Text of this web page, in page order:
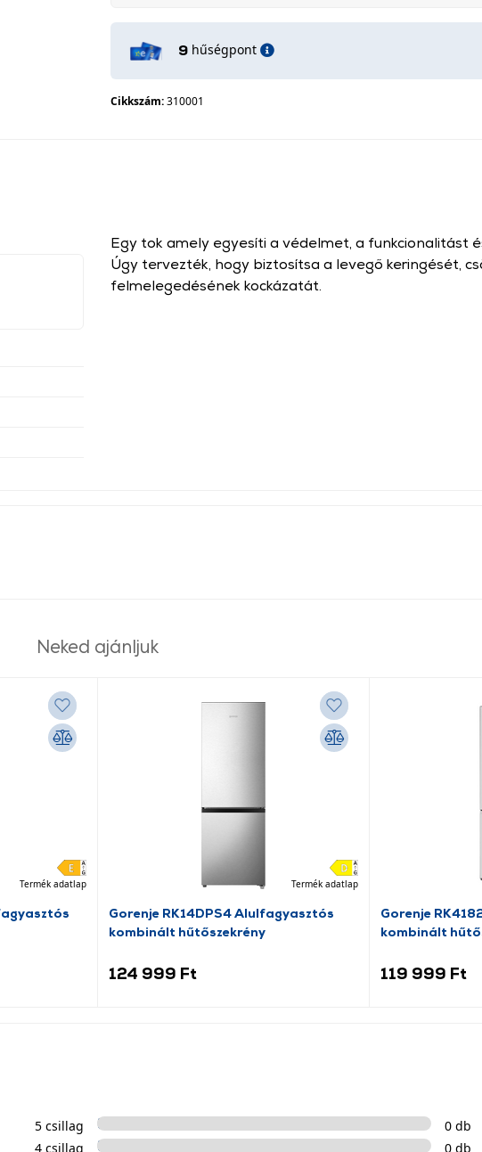
9 hűségpont
Cikkszám:310001
Egy tok amely egyesíti a védelmet, a funkcionalitást
Úgy tervezték, hogy biztosítsa a levegő keringését,
felmelegedésének kockázatát.
Neked ajánljuk
Termék adatlap Termék adatlap
Gorenje RK14DPS4 Alulfagyasztós
kombinált hűtőszekrény
124 999 Ft
Gorenje
kombinált
119 999 Ft
5 csillag
0 db
4 csillag
0 db